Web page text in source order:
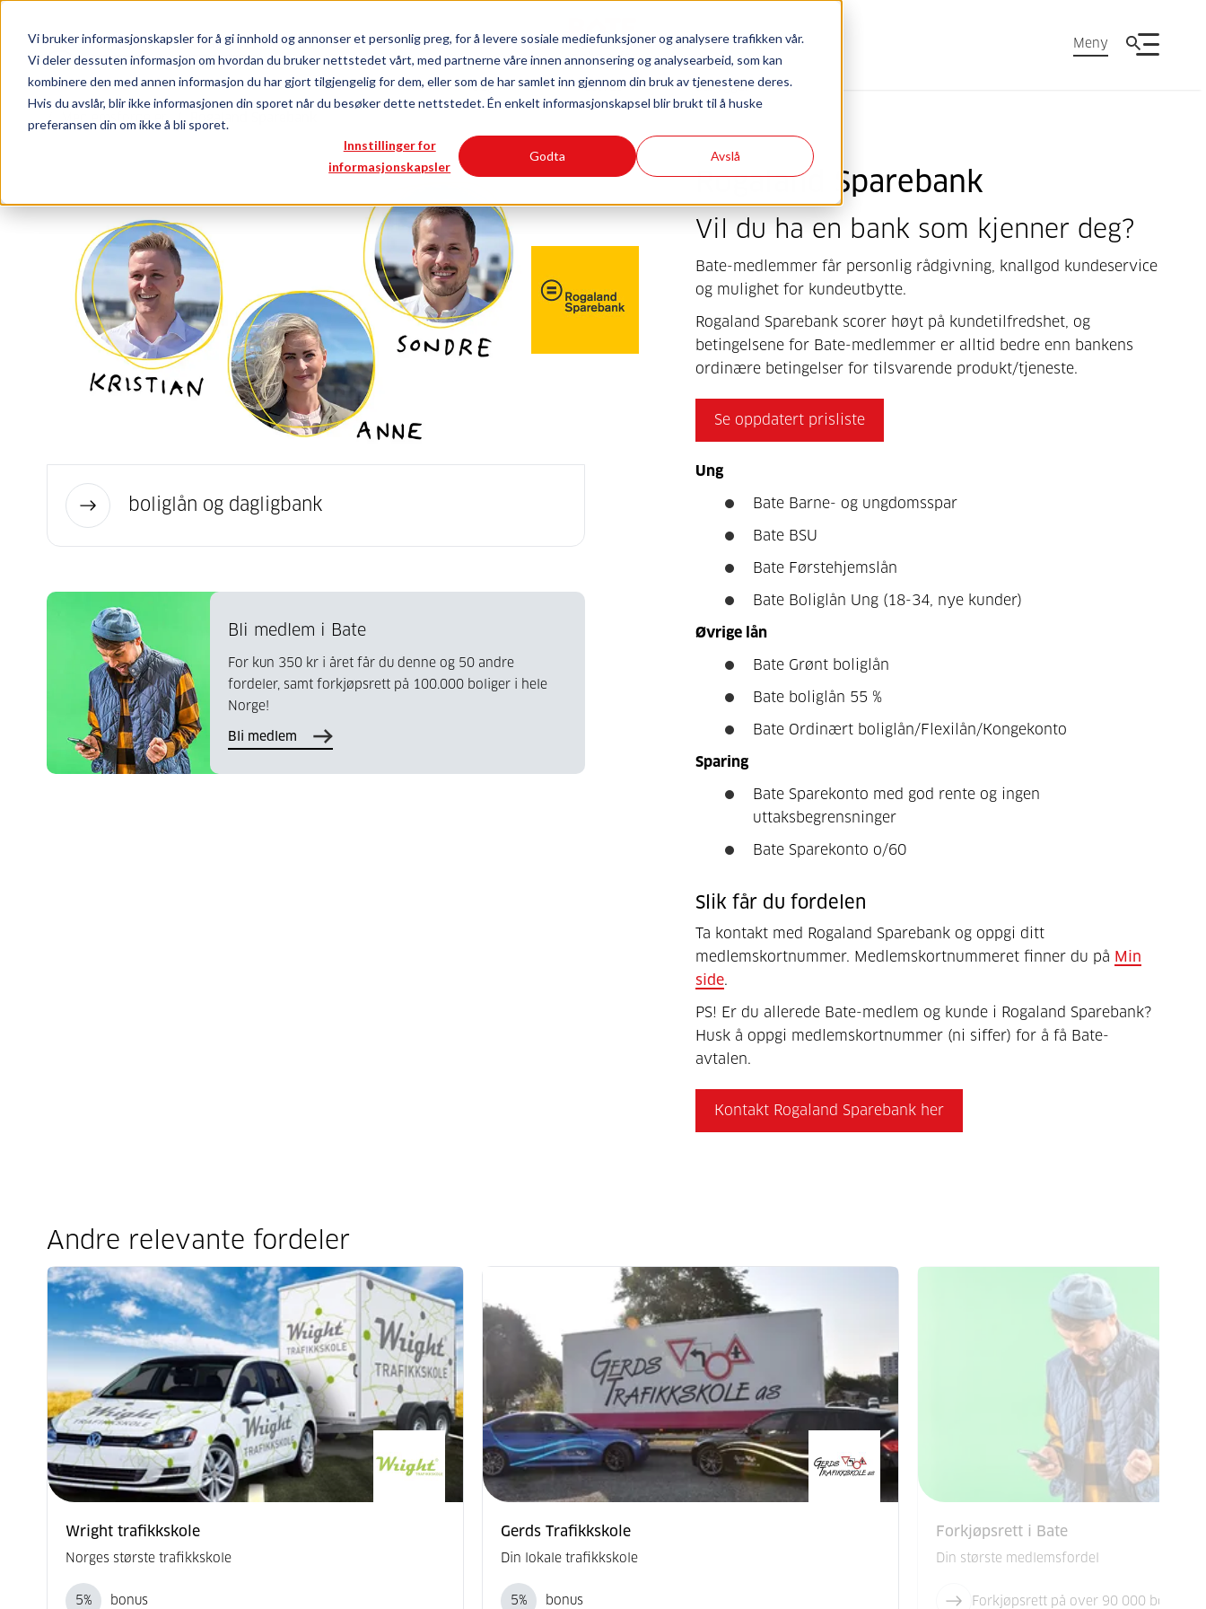
Vi bruker informasjonskapsler for å gi innhold og annonser et personlig preg, for å levere sosiale mediefunksjoner og analysere trafikken vår.
Vi deler dessuten informasjon om hvordan du bruker nettstedet vårt, med partnerne våre innen annonsering og analysearbeid, som kan
kombinere den med annen informasjon du har gjort tilgjengelig for dem, eller som de har samlet inn gjennom din bruk av tjenestene deres.
Hvis du avslår, blir ikke informasjonen din sporet når du besøker dette nettstedet. Én enkelt informasjonskapsel blir brukt til å huske
preferansen din om ikke å bli sporet.
Innstillinger for
informasjonskapsler
Godta Avslå
Medlemsfordeler Rogaland Sparebank
Logg inn
Bli medlem
Innhold for
Meny
deg styret utbygger
boliglån og dagligbank
Bli medlem i Bate
For kun 350 kr i året får du denne og 50 andre
fordeler, samt forkjøpsrett på 100.000 boliger i hele
Norge!
Bli medlem
Rogaland Sparebank
Vil du ha en bank som kjenner deg?
Bate-medlemmer får personlig rådgivning, knallgod kundeservice
og mulighet for kundeutbytte.
Rogaland Sparebank scorer høyt på kundetilfredshet, og
betingelsene for Bate-medlemmer er alltid bedre enn bankens
ordinære betingelser for tilsvarende produkt/tjeneste.
Se oppdatert prisliste
Ung
Bate Barne- og ungdomsspar
Bate BSU
Bate Førstehjemslån
Bate Boliglån Ung (18-34, nye kunder)
Øvrige lån
Bate Grønt boliglån
Bate boliglån 55 %
Bate Ordinært boliglån/Flexilån/Kongekonto
Sparing
Bate Sparekonto med god rente og ingen
uttaksbegrensninger
Bate Sparekonto o/60
Slik får du fordelen
Ta kontakt med Rogaland Sparebank og oppgi ditt
medlemskortnummer. Medlemskortnummeret finner du på Min
side.
PS! Er du allerede Bate-medlem og kunde i Rogaland Sparebank?
Husk å oppgi medlemskortnummer (ni siffer) for å få Bate-
avtalen.
Kontakt Rogaland Sparebank her
Andre relevante fordeler
Wright trafikkskole
Norges største trafikkskole
5% bonus
Gerds Trafikkskole
Din lokale trafikkskole
5% bonus
Forkjøpsrett i Bate
Din største medlemsfordel
Forkjøpsrett på over 90 000 boliger i